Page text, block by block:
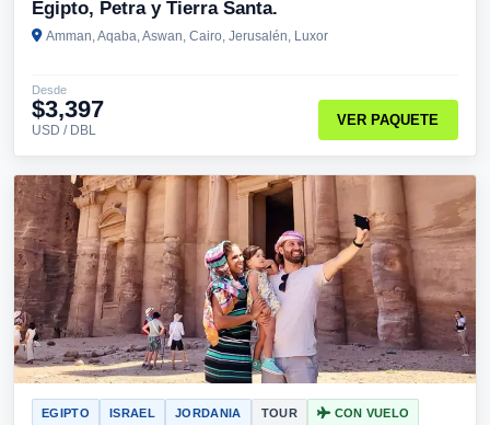
Egipto, Petra y Tierra Santa.
Amman, Aqaba, Aswan, Cairo, Jerusalén, Luxor
Desde
$3,397
USD / DBL
VER PAQUETE
EGIPTO ISRAEL JORDANIA TOUR CON VUELO